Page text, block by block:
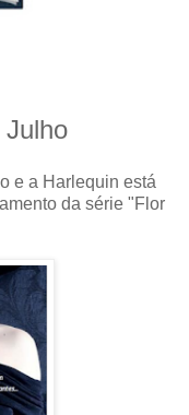
Julho
e a Harlequin está
da série "Flor